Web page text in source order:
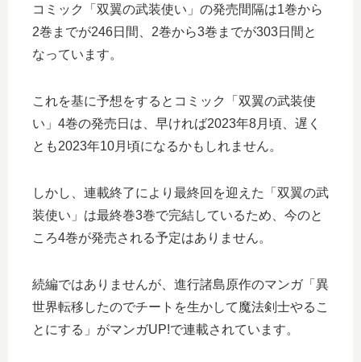
コミック「双翼の武装使い」の発売間隔は1巻から
2巻までが246日間、2巻から3巻までが303日間と
なっています。
これを基に予想をするとコミック「双翼の武装使
い」4巻の発売日は、早ければ2023年8月頃、遅く
とも2023年10月頃になるかもしれません。
しかし、連載終了により最終回を迎えた「双翼の武
装使い」は最終巻3巻で完結しているため、今のと
ころ4巻が発売される予定はありません。
続編ではありませんが、進行諸島原作のマンガ「異
世界転移したのでチートを生かして魔法剣士やるこ
とにする」がマンガUP!で連載されています。